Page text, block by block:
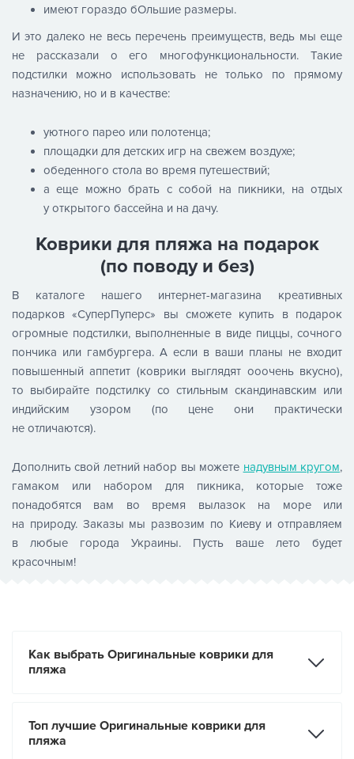
имеют гораздо бОльшие размеры.
И это далеко не весь перечень преимуществ, ведь мы еще
не рассказали о его многофункциональности. Такие
подстилки можно использовать не только по прямому
назначению, но и в качестве:
уютного парео или полотенца;
площадки для детских игр на свежем воздухе;
обеденного стола во время путешествий;
а еще можно брать с собой на пикники, на отдых
у открытого бассейна и на дачу.
Коврики для пляжа на подарок
(по поводу и без)
В каталоге нашего интернет-магазина креативных
подарков «СуперПуперс» вы сможете купить в подарок
огромные подстилки, выполненные в виде пиццы, сочного
пончика или гамбургера. А если в ваши планы не входит
повышенный аппетит (коврики выглядят ооочень вкусно),
то выбирайте подстилку со стильным скандинавским или
индийским узором (по цене они практически
не отличаются).
Дополнить свой летний набор вы можете надувным кругом,
гамаком или набором для пикника, которые тоже
понадобятся вам во время вылазок на море или
на природу. Заказы мы развозим по Киеву и отправляем
в любые города Украины. Пусть ваше лето будет
красочным!
Как выбрать Оригинальные коврики для
пляжа
Топ лучшие Оригинальные коврики для
пляжа